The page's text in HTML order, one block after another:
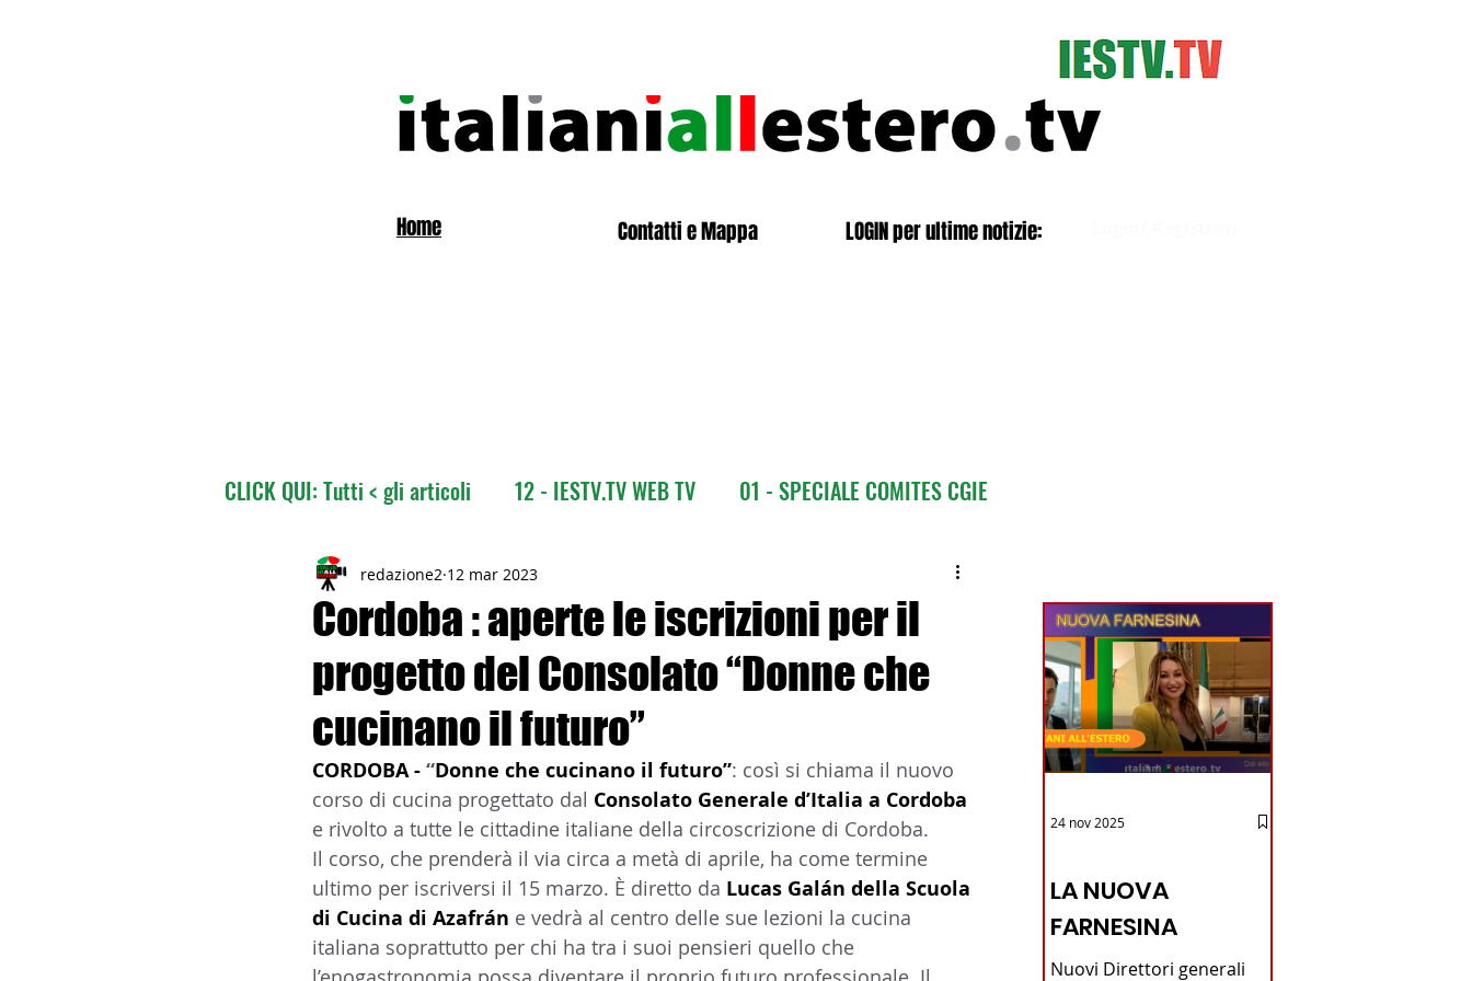
Home Contatti e Mappa LOGIN per ultime notizie:
CLICK QUI: Tutti < gli articoli 12 - IESTV.TV WEB TV 01 - SPECIALE COMITES CGIE
02 - TURISMO DELLE RADICI 03 bis - Giro del Mondo
04 - ITALIANI ALL'ESTERO Europa 05 - ITALIANI ALL'ESTERO Africa
06 - ITALIANI ALL'ESTERO Asia 07 - ITALIANI ALL'ESTERO Australia
08 - ITALIANI IN OCEANIA 09 - ITALIANI ALL'ESTERO Nord Amer
11 - ITALIANI ALL'ESTERO Sud Amer 13 - ISTITUZIONI
Cordoba : aperte le iscrizioni per il
progetto del Consolato “Donne che
cucinano il futuro”
redazione2 12 mar 2023
CORDOBA - “Donne che cucinano il futuro”: così si chiama il nuovo
corso di cucina progettato dal Consolato Generale d’Italia a Cordoba
e rivolto a tutte le cittadine italiane della circoscrizione di Cordoba.
Il corso, che prenderà il via circa a metà di aprile, ha come termine
ultimo per iscriversi il 15 marzo. È diretto da Lucas Galán della Scuola
di Cucina di Azafrán e vedrà al centro delle sue lezioni la cucina
italiana soprattutto per chi ha tra i suoi pensieri quello che
LA NUOVA
FARNESINA
Nuovi Direttori generali
24 nov 2025